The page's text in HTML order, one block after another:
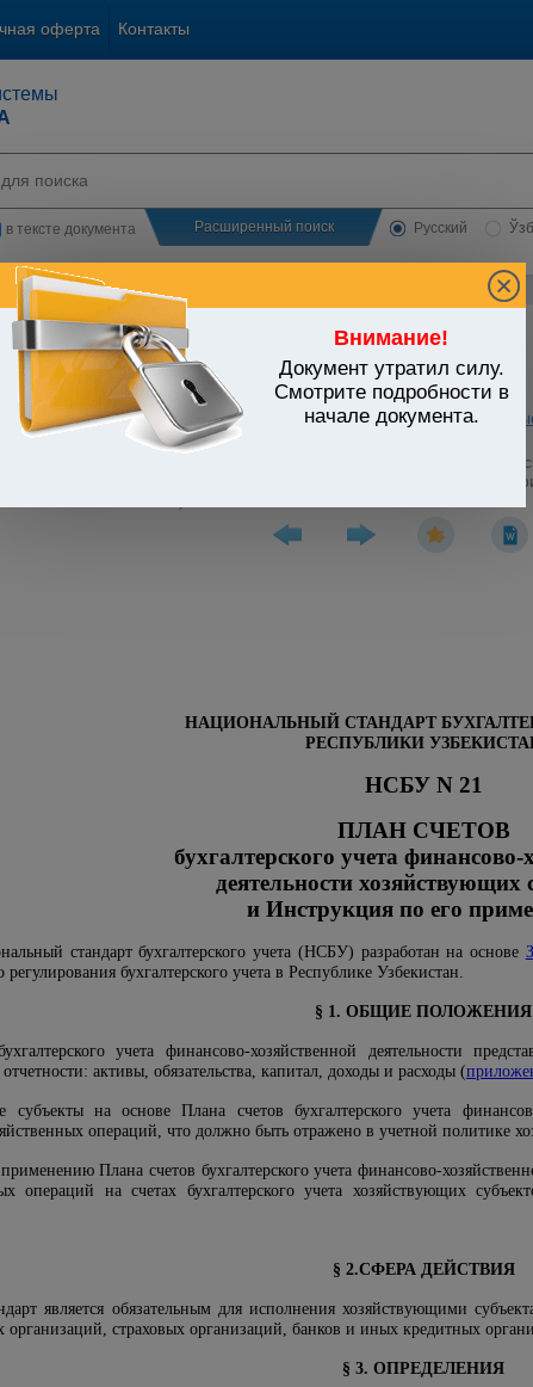
оферта Контакты
в тексте документа Расширенный поиск Русский
Внимание!
Документ утратил силу.
Смотрите подробности в
начале документа.
УЗБЕКИСТАНА
Бухгалтерский учет. Аудит. Оценочная деятельность /
учета и Инструкция по его применению"
учета Республики Узбекистан (НСБУ N 21) "План
субъектов и Инструкция по его применению" (Утвержден
23.10.2002 г. N 1181)
НАЦИОНАЛЬНЫЙ СТАНДАРТ
РЕСПУБЛИКИ
НСБУ N 21
ПЛАН СЧЕТОВ
бухгалтерского учета финансово-
деятельности хозяйствующих
и Инструкция по его
стандарт бухгалтерского учета (НСБУ) разработан на основе
бухгалтерского учета в Республике Узбекистан.
§ 1. ОБЩИЕ ПОЛОЖЕНИЯ
учета финансово-хозяйственной деятельности
активы, обязательства, капитал, доходы и расходы (
на основе Плана счетов бухгалтерского учета
операций, что должно быть отражено в учетной политике
Плана счетов бухгалтерского учета финансово-
операций на счетах бухгалтерского учета хозяйствующих
§ 2.СФЕРА ДЕЙСТВИЯ
является обязательным для исполнения хозяйствующими
страховых организаций, банков и иных кредитных
§ 3. ОПРЕДЕЛЕНИЯ